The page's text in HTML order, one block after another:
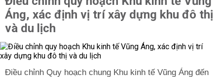
Áng, xác định vị trí xây dựng khu đô thị
và du lịch
Điều chỉnh Quy hoạch chung Khu kinh tế Vũng Áng đến